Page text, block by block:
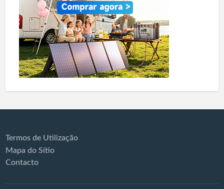
Termos de Utilização
Mapa do Sítio
Contacto